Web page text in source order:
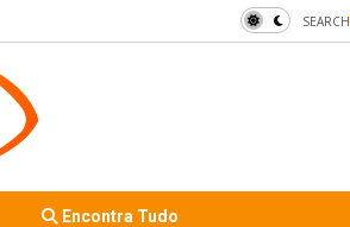
SEARCH
Encontra Tudo